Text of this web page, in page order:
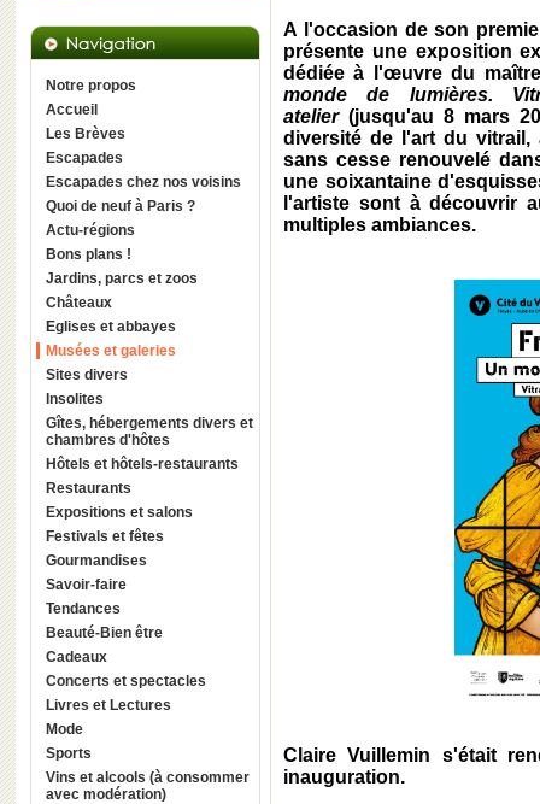
Notre propos
Accueil
Les Brèves
Escapades
Escapades chez nos voisins
Quoi de neuf à Paris ?
Actu-régions
Bons plans !
Jardins, parcs et zoos
Châteaux
Eglises et abbayes
Musées et galeries
Sites divers
Insolites
Gîtes, hébergements divers et
chambres d'hôtes
Hôtels et hôtels-restaurants
Restaurants
Expositions et salons
Festivals et fêtes
Gourmandises
Savoir-faire
Tendances
Beauté-Bien être
Cadeaux
Concerts et spectacles
Livres et Lectures
Mode
Sports
Vins et alcools (à consommer
avec modération)
A l'occasion de son
présente une exposition
dédiée à l'œuvre du
monde de lumières.
atelier(jusqu'au 8 mars
diversité de l'art du
sans cesse renouvelé
une soixantaine
l'artiste sont à découvrir
multiples ambiances.
Claire Vuillemin s'était
inauguration.